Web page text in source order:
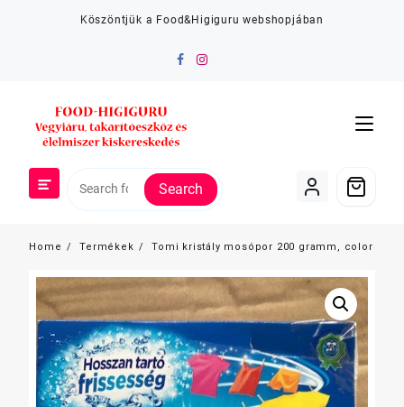
Köszöntjük a Food&Higiguru webshopjában
Search
Home Termékek Tomi kristály mosópor 200 gramm, color